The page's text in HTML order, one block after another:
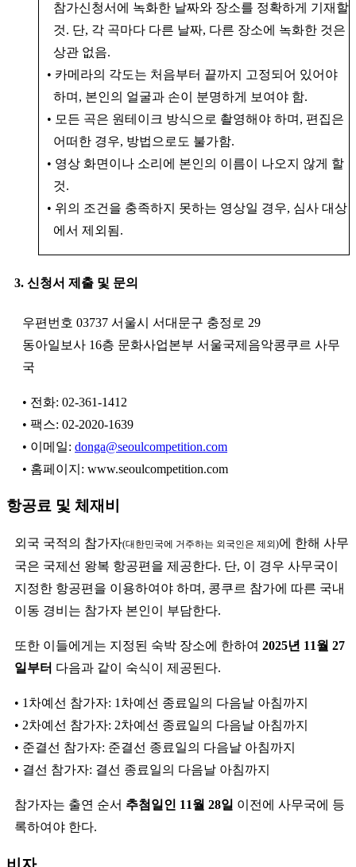
참가신청서에 녹화한 날짜와 장소를 정확하게 기재할
것. 단, 각 곡마다 다른 날짜, 다른 장소에 녹화한 것은
상관 없음.
• 카메라의 각도는 처음부터 끝까지 고정되어 있어야
하며, 본인의 얼굴과 손이 분명하게 보여야 함.
• 모든 곡은 원테이크 방식으로 촬영해야 하며, 편집은
어떠한 경우, 방법으로도 불가함.
• 영상 화면이나 소리에 본인의 이름이 나오지 않게 할
것.
• 위의 조건을 충족하지 못하는 영상일 경우, 심사 대상
에서 제외됨.
3. 신청서 제출 및 문의
우편번호 03737 서울시 서대문구 충정로 29
동아일보사 16층 문화사업본부 서울국제음악콩쿠르 사무
국
• 전화: 02-361-1412
• 팩스: 02-2020-1639
• 이메일: donga@seoulcompetition.com
• 홈페이지: www.seoulcompetition.com
항공료 및 체재비
외국 국적의 참가자(대한민국에 거주하는 외국인은 제외)에 한해 사무
국은 국제선 왕복 항공편을 제공한다. 단, 이 경우 사무국이
지정한 항공편을 이용하여야 하며, 콩쿠르 참가에 따른 국내
이동 경비는 참가자 본인이 부담한다.
또한 이들에게는 지정된 숙박 장소에 한하여 2025년 11월 27
일부터 다음과 같이 숙식이 제공된다.
• 1차예선 참가자: 1차예선 종료일의 다음날 아침까지
• 2차예선 참가자: 2차예선 종료일의 다음날 아침까지
• 준결선 참가자: 준결선 종료일의 다음날 아침까지
• 결선 참가자: 결선 종료일의 다음날 아침까지
참가자는 출연 순서 추첨일인 11월 28일 이전에 사무국에 등
록하여야 한다.